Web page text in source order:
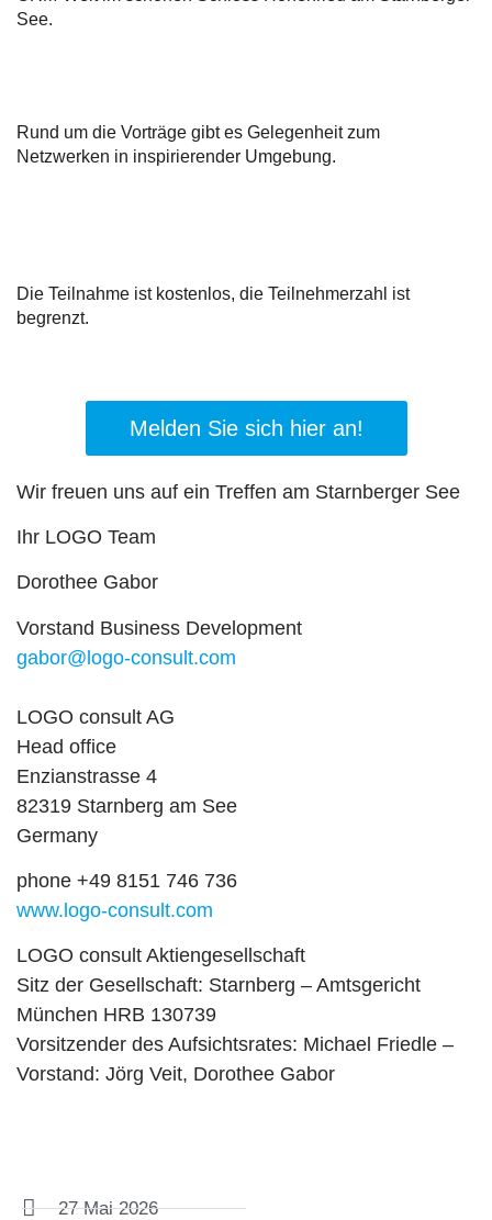
See.
Rund um die Vorträge gibt es Gelegenheit zum
Netzwerken in inspirierender Umgebung.
Die Teilnahme ist kostenlos, die Teilnehmerzahl ist
begrenzt.
Melden Sie sich hier an!
Wir freuen uns auf ein Treffen am Starnberger See
Ihr LOGO Team
Dorothee Gabor
Vorstand Business Development
gabor@logo-consult.com
LOGO consult AG
Head office
Enzianstrasse 4
82319 Starnberg am See
Germany
phone +49 8151 746 736
www.logo-consult.com
LOGO consult Aktiengesellschaft
Sitz der Gesellschaft: Starnberg – Amtsgericht
München HRB 130739
Vorsitzender des Aufsichtsrates: Michael Friedle –
Vorstand: Jörg Veit, Dorothee Gabor
27 Mai 2026